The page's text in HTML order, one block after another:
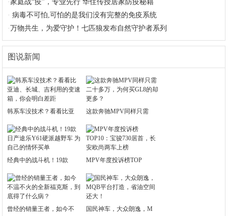
· 家庭战“疫”，专业先行 华住传授居家防疫秘籍
· 病毒不可怕,可怕的是我们没有完整的免疫系统
·万物共生，为爱守护！七匹狼发布自然守护者系列
图说新闻
韩系车没技术？看看比亚 这款奔驰MPV同样只需
经典中的战斗机！19款 MPV年度投诉榜TOP
曾经的销量王者，如今不 国民神车，大众朗逸，M